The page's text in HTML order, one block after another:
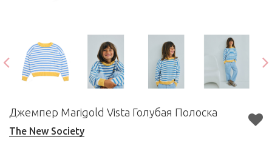
Джемпер Marigold Vista Голубая Полоска
The New Society